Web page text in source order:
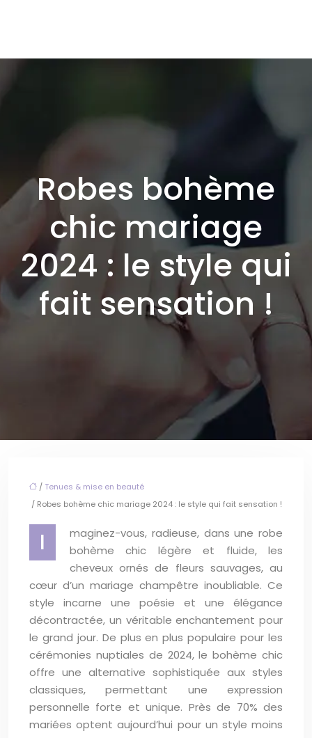
Robes bohème
chic mariage
2024 : le style qui
fait sensation !
/ Tenues & mise en beauté
/ Robes bohème chic mariage 2024 : le style qui fait sensation !
I
maginez-vous, radieuse, dans une robe
bohème chic légère et fluide, les
cheveux ornés de fleurs sauvages, au
cœur d’un mariage champêtre inoubliable. Ce
style incarne une poésie et une élégance
décontractée, un véritable enchantement pour
le grand jour. De plus en plus populaire pour les
cérémonies nuptiales de 2024, le bohème chic
offre une alternative sophistiquée aux styles
classiques, permettant une expression
personnelle forte et unique. Près de 70% des
mariées optent aujourd’hui pour un style moins